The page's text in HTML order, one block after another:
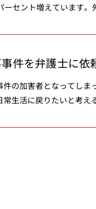
ーセント増えています
件を弁護士に依
件の加害者となってしま
常生活に戻りたいと考